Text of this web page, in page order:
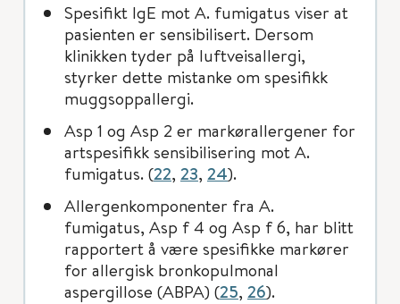
Spesiﬁkt IgE mot A. fumigatus viser at
pasienten er sensibilisert. Dersom
klinikken tyder på luftveisallergi,
styrker dette mistanke om spesiﬁkk
muggsoppallergi.
Asp 1 og Asp 2 er markørallergener for
artspesiﬁkk sensibilisering mot A.
fumigatus. (22, 23, 24).
Allergenkomponenter fra A.
fumigatus, Asp f 4 og Asp f 6, har blitt
rapportert å være spesiﬁkke markører
for allergisk bronkopulmonal
aspergillose (ABPA) (25, 26).